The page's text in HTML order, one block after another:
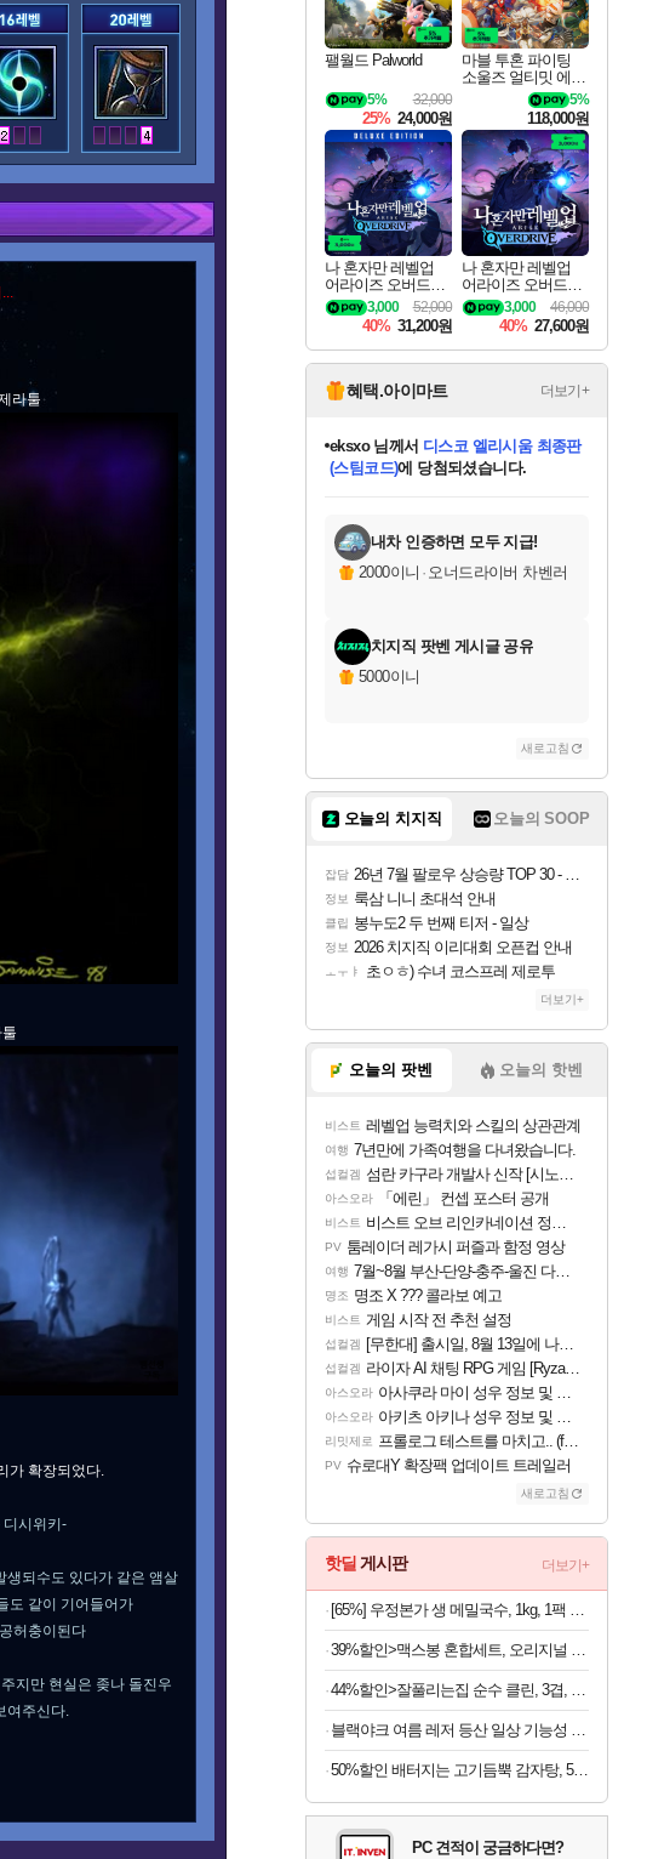
라툴
가 확장되었다.
디시위키-
생되수도 있다가 같은 앰살
도 같이 기어들어가
허충이된다
지만 현실은 좆나 돌진우
여주신다.
팰월드 Palworld
32,000
5%
25% 24,000원
마블 투혼 파이팅
소울즈 얼티밋 에디
션 예약구매 MARV
EL Tokon Fighting S
ouls Ultimate Edition
Pre-Purchase
5%
118,000원
나 혼자만 레벨업
어라이즈 오버드라
이브 디럭스 에디션
Solo Leveling Arise
Overdrive Deluxe Edi
tion
52,000
3,000
40% 31,200원
나 혼자만 레벨업
어라이즈 오버드라
이브 Solo Leveling A
rise
46,000
3,000
40% 27,600원
혜택.아이마트 더보기+
당첨되셨습니다.
당첨되셨습니다.
eksxo님께서 디스코 엘리시움 최종판
(스팀코드)에 당첨되셨습니다.
당첨되셨습니다.
당첨되셨습니다.
에디션 (스팀코드)를 교환.
당첨되셨습니다.
당첨되셨습니다.
당첨되셨습니다.
당첨되셨습니다.
내차 인증하면 모두 지급!
2000이니 · 오너드라이버 차벤러
치지직 팟벤 게시글 공유
5000이니
새로고침
오늘의 치지직 오늘의 SOOP
잡담 26년 7월 팔로우 상승량 TOP 30 - 월간 치지직
정보 룩삼 니니 초대석 안내
클립 봉누도2 두 번째 티저 - 일상
정보 2026 치지직 이리대회 오픈컵 안내
ㅗㅜㅑ 초ㅇㅎ) 수녀 코스프레 제로투
더보기+
오늘의 팟벤 오늘의 핫벤
비스트 레벨업 능력치와 스킬의 상관관계
여행 7년만에 가족여행을 다녀왔습니다.
섭컬겜 섬란 카구라 개발사 신작 [시노비 넥서스] 연내 출시 예정
아스오라 「에린」 컨셉 포스터 공개
비스트 비스트 오브 리인카네이션 정보/공략글 모음
PV 툼레이더 레가시 퍼즐과 함정 영상
여행 7월~8월 부산-단양-충주-울진 다녀왔어요~
명조 명조 X ??? 콜라보 예고
비스트 게임 시작 전 추천 설정
섭컬겜 [무한대] 출시일, 8월 13일에 나오나
섭컬겜 라이자 AI 채팅 RPG 게임 [RyzaChat: AI] 공개
아스오라 아사쿠라 마이 성우 정보 및 주요 필모
아스오라 아키츠 아키나 성우 정보 및 주요 필모
리밋제로 프롤로그 테스트를 마치고.. (feat. 리아)
PV 슈로대Y 확장팩 업데이트 트레일러
새로고침
핫딜 게시판 더보기+
[65%] 우정본가 생 메밀국수, 1kg, 1팩 + 시원한 메밀장, 40g, 6개
39%할인>맥스봉 혼합세트, 오리지널 525g 2개 + 치즈 525g 2개, 1세트
44%할인>잘풀리는집 순수 클린, 3겹, 25m, 30롤, 2팩
블랙야크 여름 레저 등산 일상 기능성 반바지
50%할인 배터지는 고기듬뿍 감자탕, 5kg, 1개
PC 견적이 궁금하다면?